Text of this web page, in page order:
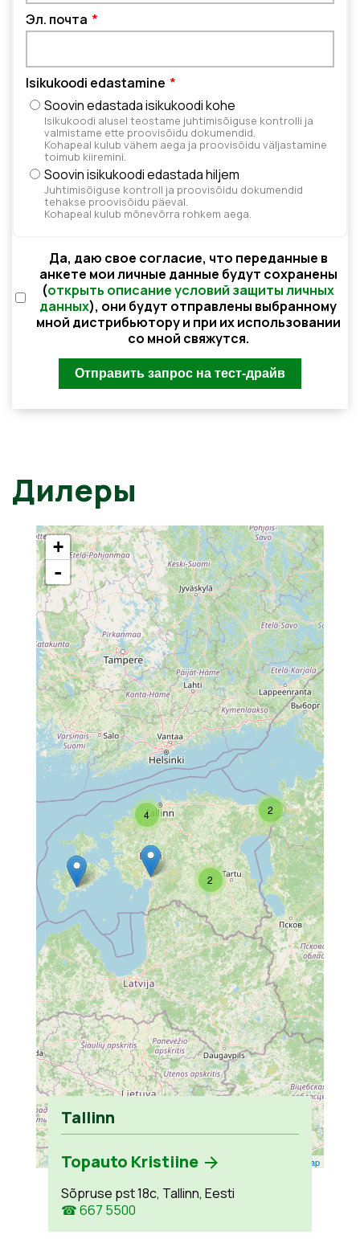
Эл. почта
Isikukoodi edastamine
Soovin edastada isikukoodi kohe
Isikukoodi alusel teostame juhtimisõiguse kontrolli ja
valmistame ette proovisõidu dokumendid.
Kohapeal kulub vähem aega ja proovisõidu väljastamine
toimub kiiremini.
Soovin isikukoodi edastada hiljem
Juhtimisõiguse kontroll ja proovisõidu dokumendid
tehakse proovisõidu päeval.
Kohapeal kulub mõnevõrra rohkem aega.
Да, даю свое согласие, что переданные в
анкете мои личные данные будут сохранены
(открыть описание условий защиты личных
данных), они будут отправлены выбранному
мной дистрибьютору и при их использовании
со мной свяжутся.
Дилеры
2
2
4
+
-
Leaflet OpenStreetMap
Tallinn
Topauto Kristiine
Sõpruse pst 18c, Tallinn, Eesti
☎ 667 5500